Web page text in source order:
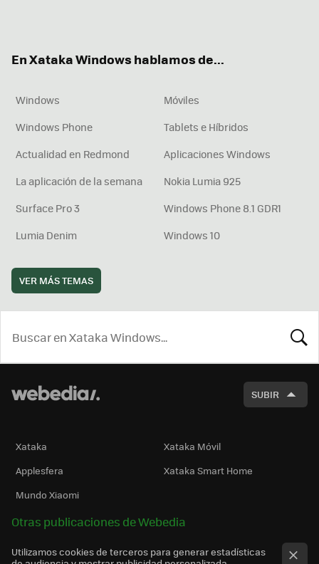
En Xataka Windows hablamos de...
Windows
Móviles
Windows Phone
Tablets e Híbridos
Actualidad en Redmond
Aplicaciones Windows
La aplicación de la semana
Nokia Lumia 925
Surface Pro 3
Windows Phone 8.1 GDR1
Lumia Denim
Windows 10
VER MÁS TEMAS
SUBIR
Xataka
Xataka Móvil
Applesfera
Xataka Smart Home
Mundo Xiaomi
Otras publicaciones de Webedia
Utilizamos cookies de terceros para generar estadísticas